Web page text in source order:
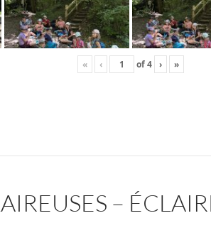
« ‹ of4 › »
–